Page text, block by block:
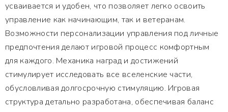
усваивается и удобен, что позволяет легко освоить
управление как начинающим, так и ветеранам.
Возможности персонализации управления под личные
предпочтения делают игровой процесс комфортным
для каждого. Механика наград и достижений
стимулирует исследовать все вселенские части,
обусловливая долгосрочную стимуляцию. Игровая
структура детально разработана, обеспечивая баланс